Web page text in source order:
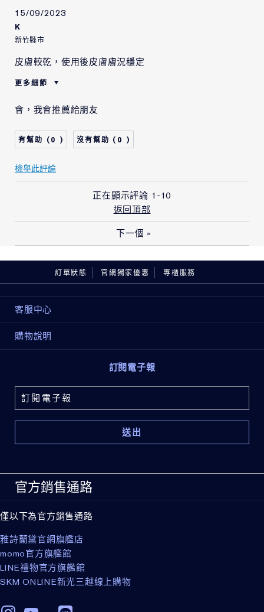
15/09/2023
K
新竹縣市
皮膚較乾，使用後皮膚膚況穩定
更多細節
肌膚問題
肌膚防護
會，我會推薦給朋友
0 0
檢舉此評論
正在顯示評論 1-10
返回頂部
下一個 »
訂單狀態 官網獨家優惠 專櫃服務
客服中心
購物說明
訂閱電子報
官方銷售通路
僅以下為官方銷售通路
雅詩蘭黛官網旗艦店
momo官方旗艦館
LINE禮物官方旗艦館
SKM ONLINE新光三越線上購物